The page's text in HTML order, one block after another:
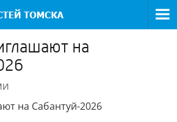
на
на Сабантуй-2026